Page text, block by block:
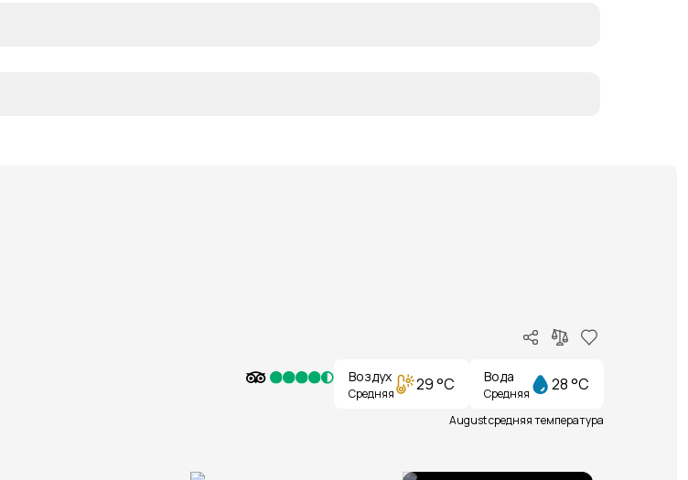
Воздух
Средняя 29 °C Вода
Средняя 28 °C
August средняя температура